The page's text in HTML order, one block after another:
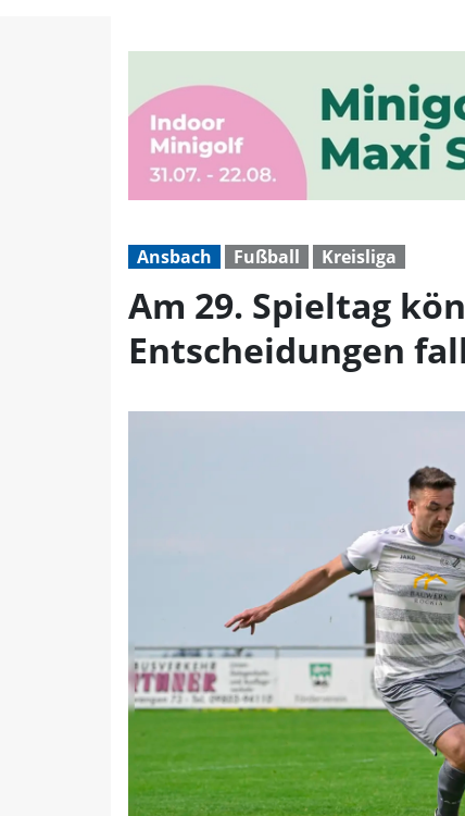
Am 29. Spieltag
Ansbach Fußball Kreisliga
Am 29. Spieltag
Entscheidungen